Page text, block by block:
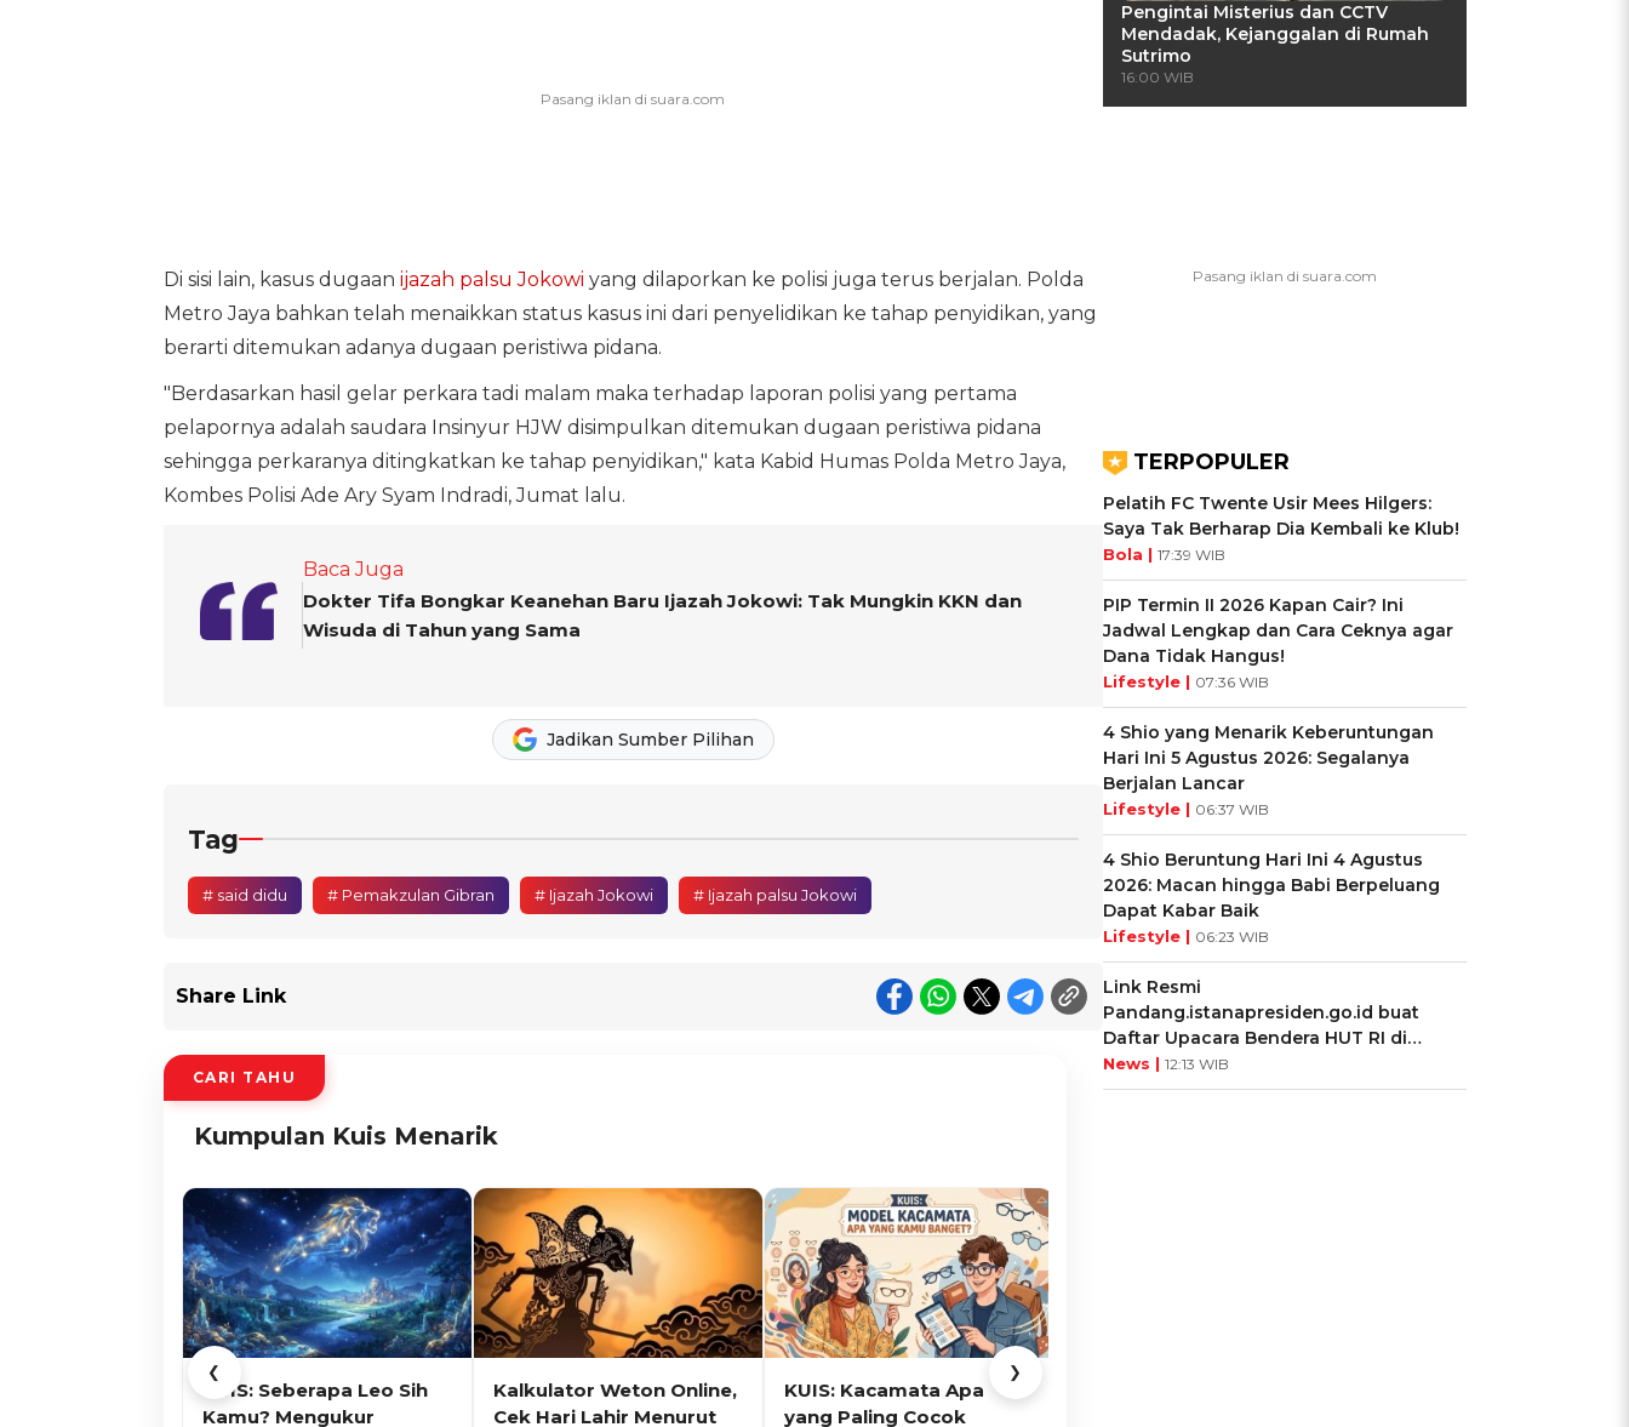
Di sisi lain, kasus dugaan ijazah palsu Jokowi yang dilaporkan ke polisi juga terus berjalan. Polda
Metro Jaya bahkan telah menaikkan status kasus ini dari penyelidikan ke tahap penyidikan, yang
berarti ditemukan adanya dugaan peristiwa pidana.
"Berdasarkan hasil gelar perkara tadi malam maka terhadap laporan polisi yang pertama
pelapornya adalah saudara Insinyur HJW disimpulkan ditemukan dugaan peristiwa pidana
sehingga perkaranya ditingkatkan ke tahap penyidikan," kata Kabid Humas Polda Metro Jaya,
Kombes Polisi Ade Ary Syam Indradi, Jumat lalu.
Baca Juga
Dokter Tifa Bongkar Keanehan Baru Ijazah Jokowi: Tak Mungkin KKN dan
Wisuda di Tahun yang Sama
Jadikan Sumber Pilihan
Tag
# said didu # Pemakzulan Gibran # Ijazah Jokowi # Ijazah palsu Jokowi
Share Link
CARI TAHU
Kumpulan Kuis Menarik
❮
KUIS: Seberapa Leo Sih
Kamu? Mengukur
Kalkulator Weton Online,
Cek Hari Lahir Menurut
KUIS: Kacamata Apa
yang Paling Cocok
❯
Pengintai Misterius dan CCTV
Mendadak, Kejanggalan di Rumah
Sutrimo
16:00 WIB
TERPOPULER
Pelatih FC Twente Usir Mees Hilgers:
Saya Tak Berharap Dia Kembali ke Klub!
Bola | 17:39 WIB
PIP Termin II 2026 Kapan Cair? Ini
Jadwal Lengkap dan Cara Ceknya agar
Dana Tidak Hangus!
Lifestyle | 07:36 WIB
4 Shio yang Menarik Keberuntungan
Hari Ini 5 Agustus 2026: Segalanya
Berjalan Lancar
Lifestyle | 06:37 WIB
4 Shio Beruntung Hari Ini 4 Agustus
2026: Macan hingga Babi Berpeluang
Dapat Kabar Baik
Lifestyle | 06:23 WIB
Link Resmi
Pandang.istanapresiden.go.id buat
Daftar Upacara Bendera HUT RI di
Istana Negara
News | 12:13 WIB